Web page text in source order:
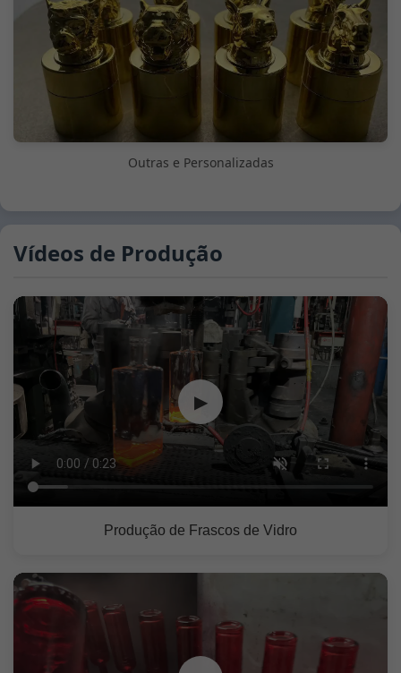
Outras e Personalizadas
Vídeos de Produção
▶
Produção de Frascos de Vidro